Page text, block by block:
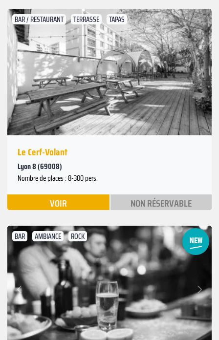
BAR / RESTAURANT TERRASSE TAPAS
Précédent
Suivant
Le Cerf-Volant
Lyon 8 (69008)
Nombre de places : 8-300 pers.
VOIR NON RÉSERVABLE
BAR AMBIANCE ROCK
Précédent
Suivant